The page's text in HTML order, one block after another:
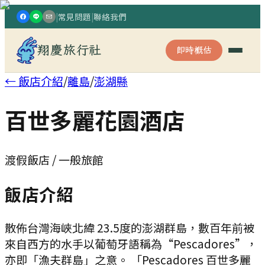
|常見問題|聯絡我們
翔慶旅行社 即時概估
← 飯店介紹/離島/澎湖縣
百世多麗花園酒店
渡假飯店 / 一般旅館
飯店介紹
散佈台灣海峽北緯 23.5度的澎湖群島，數百年前被
來自西方的水手以葡萄牙語稱為“Pescadores”，
亦即「漁夫群島」之意。 「Pescadores 百世多麗